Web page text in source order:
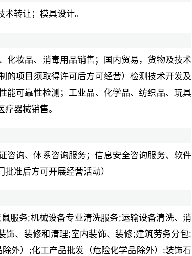
转让；模具设计。
化妆品、消毒用品销售；国内贸易，货物及技术
的项目须取得许可后方可经营）检测技术开发及
能可靠性检测；工业品、化学品、纺织品、玩具
器械销售。
咨询、体系咨询服务；信息安全咨询服务、软件
准后方可开展经营活动）
服务;机械设备专业清洗服务;运输设备清洗、消
、装修和清理;室内装饰、装修;建筑劳务分包;
外）;化工产品批发（危险化学品除外）;装饰石